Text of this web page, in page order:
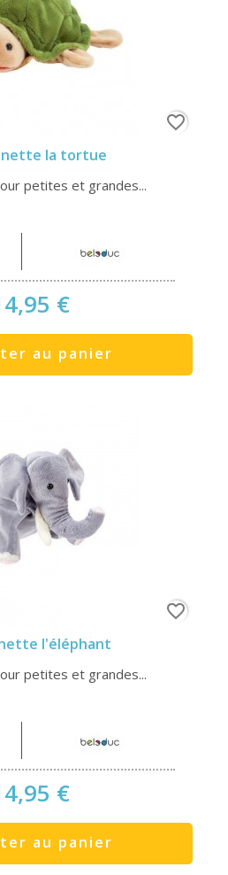
la tortue
petites et grandes...
€
au panier
favorite_border
l'éléphant
petites et grandes...
€
au panier
favorite_border